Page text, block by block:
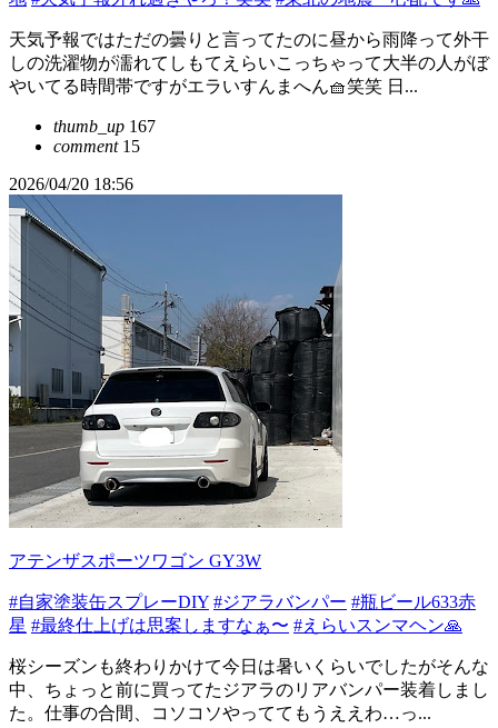
天気予報ではただの曇りと言ってたのに昼から雨降って外干
しの洗濯物が濡れてしもてえらいこっちゃって大半の人がぼ
やいてる時間帯ですがエラいすんまへん🧺笑笑 日...
thumb_up 167
comment15
2026/04/20 18:56
アテンザスポーツワゴン GY3W
#自家塗装缶スプレーDIY #ジアラバンパー #瓶ビール633赤
星 #最終仕上げは思案しますなぁ〜 #えらいスンマヘン🙏
桜シーズンも終わりかけて今日は暑いくらいでしたがそんな
中、ちょっと前に買ってたジアラのリアバンパー装着しまし
た。仕事の合間、コソコソやっててもうええわ…っ...